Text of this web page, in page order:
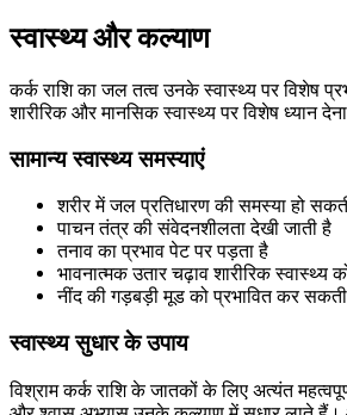
स्वास्थ्य और कल्याण
कर्क राशि का जल तत्व उनके स्वास्थ्य पर विशेष
शारीरिक और मानसिक स्वास्थ्य पर विशेष ध्यान देना
सामान्य स्वास्थ्य समस्याएं
शरीर में जल प्रतिधारण की समस्या हो
पाचन तंत्र की संवेदनशीलता देखी जाती है
तनाव का प्रभाव पेट पर पड़ता है
भावनात्मक उतार चढ़ाव शारीरिक स्वास्थ्य
नींद की गड़बड़ी मूड को प्रभावित कर
स्वास्थ्य सुधार के उपाय
विश्राम कर्क राशि के जातकों के लिए अत्यंत